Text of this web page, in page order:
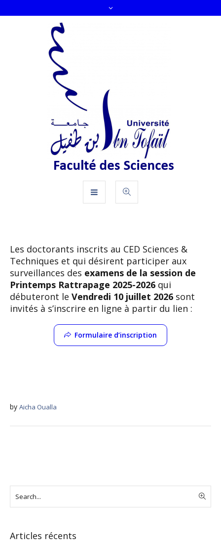
Les doctorants inscrits au CED Sciences &
Techniques et qui désirent participer aux
surveillances des examens de la session de
Printemps Rattrapage 2025-2026 qui
débuteront le Vendredi 10 juillet 2026sont
invités à s’inscrire en ligne à partir du lien :
Formulaire d’inscription
by Aicha Oualla
Articles récents